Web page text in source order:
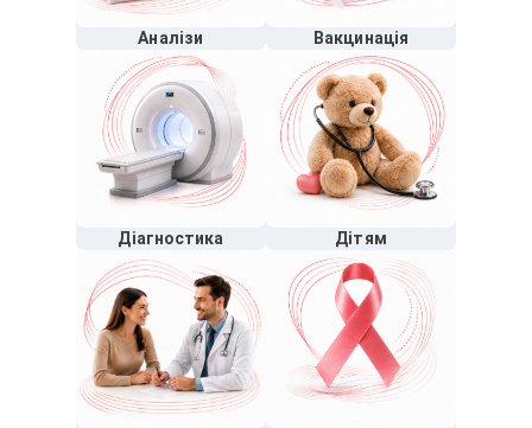
Аналізи Вакцинація
Діагностика Дітям